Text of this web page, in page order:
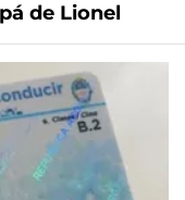
de Lionel